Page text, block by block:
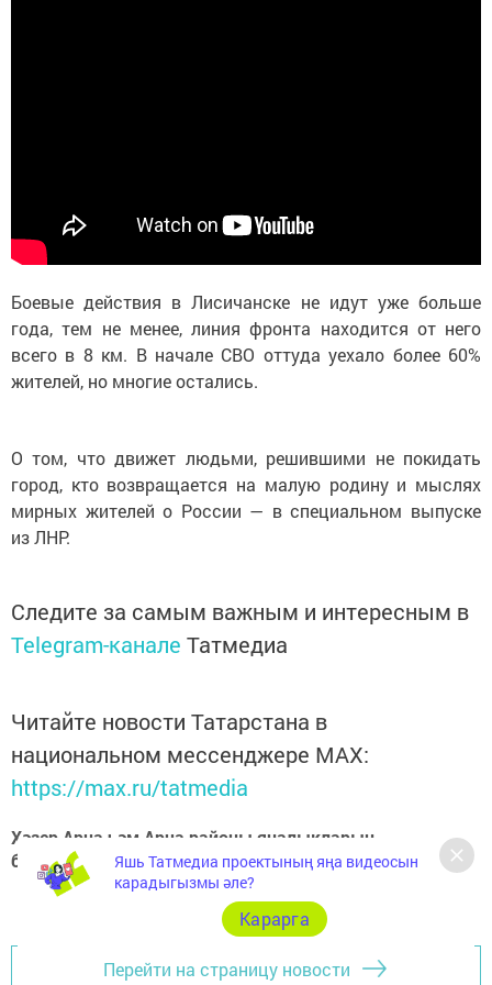
Боевые действия в Лисичанске не идут уже больше
года, тем не менее, линия фронта находится от него
всего в 8 км. В начале СВО оттуда уехало более 60%
жителей, но многие остались.
О том, что движет людьми, решившими не покидать
город, кто возвращается на малую родину и мыслях
мирных жителей о России — в специальном выпуске
из ЛНР.
Следите за самым важным и интересным в
Telegram-канале Татмедиа
Читайте новости Татарстана в
национальном мессенджере MАХ:
https://max.ru/tatmedia
Хәзер Арча һәм Арча районы яңалыкларын
безнеңTelegram-каналданда белә аласыз
Перейти на страницу новости
Яшь Татмедиа проектының яңа видеосын
карадыгызмы әле?
Карарга